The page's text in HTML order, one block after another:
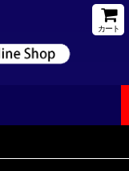
カート